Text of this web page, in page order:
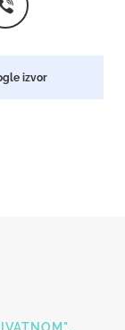
izvor